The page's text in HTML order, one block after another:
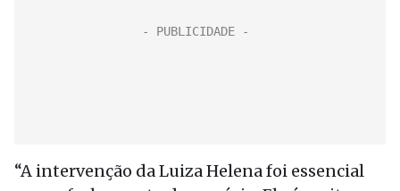
“A intervenção da Luiza Helena foi essencial